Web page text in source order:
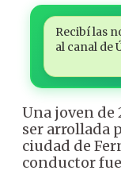
Recibí las
al canal de
Una joven de
ser arrollada
ciudad de
conductor